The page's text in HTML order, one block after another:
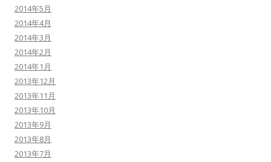
2014年5月
2014年4月
2014年3月
2014年2月
2014年1月
2013年12月
2013年11月
2013年10月
2013年9月
2013年8月
2013年7月